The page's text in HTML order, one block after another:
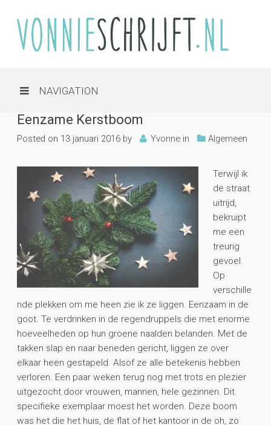
NAVIGATION
Eenzame Kerstboom
Posted on 13 januari 2016 by Yvonne in Algemeen
Terwijl ik
de straat
uitrijd,
bekruipt
me een
treurig
gevoel.
Op
verschille
nde plekken om me heen zie ik ze liggen. Eenzaam in de
goot. Te verdrinken in de regendruppels die met enorme
hoeveelheden op hun groene naalden belanden. Met de
takken slap en naar beneden gericht, liggen ze over
elkaar heen gestapeld. Alsof ze alle betekenis hebben
verloren. Een paar weken terug nog met trots en plezier
uitgezocht door vrouwen, mannen, hele gezinnen. Dit
specifieke exemplaar moest het worden. Deze boom
was het die het huis, de flat of het kantoor in de oh, zo